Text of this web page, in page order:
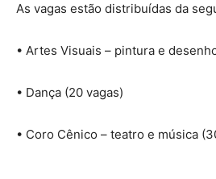
As vagas estão distribuídas da
• Artes Visuais – pintura e
• Dança (20 vagas)
• Coro Cênico – teatro e música